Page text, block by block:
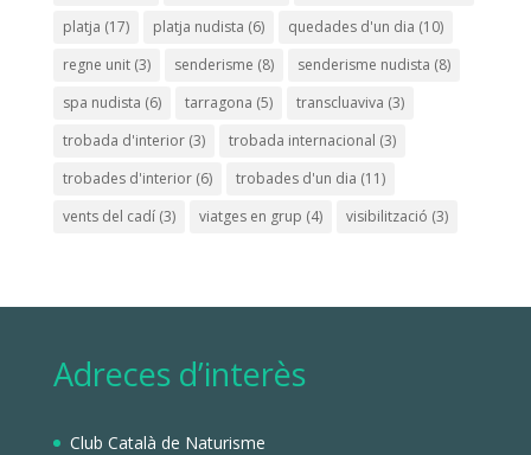
platja (17) platja nudista (6) quedades d'un dia (10)
regne unit(3) senderisme (8) senderisme nudista (8)
spa nudista (6) tarragona (5) transcluaviva (3)
trobada d'interior(3) trobada internacional (3)
trobades d'interior(6) trobades d'un dia (11)
vents del cadí(3) viatges en grup (4) visibilització (3)
Adreces d’interès
Club Català de Naturisme